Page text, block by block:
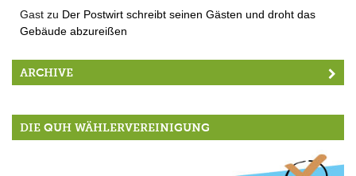
Gast zu Der Postwirt schreibt seinen Gästen und droht das
Gebäude abzureißen
ARCHIVE
DIE QUH WÄHLERVEREINIGUNG